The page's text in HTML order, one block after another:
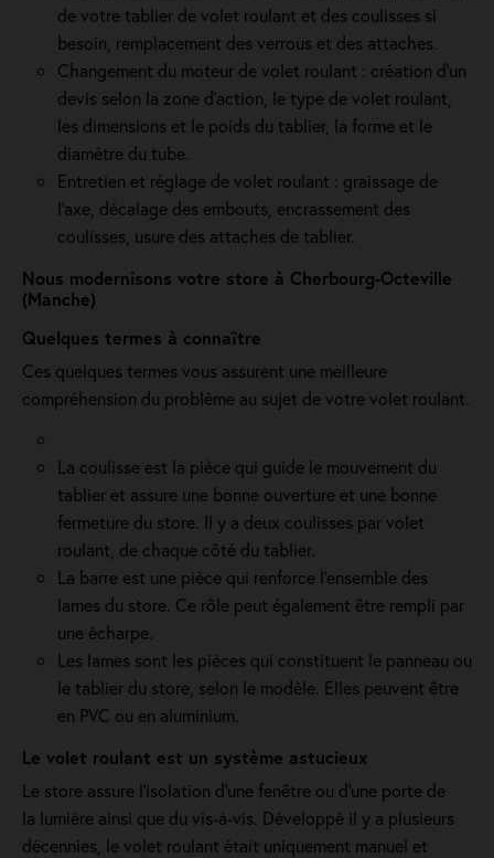
de votre tablier de volet roulant et des coulisses si
besoin, remplacement des verrous et des attaches.
Changement du moteur de volet roulant : création d'un
devis selon la zone d’action, le type de volet roulant,
les dimensions et le poids du tablier, la forme et le
diamètre du tube.
Entretien et réglage de volet roulant : graissage de
l’axe, décalage des embouts, encrassement des
coulisses, usure des attaches de tablier.
Nous modernisons votre store à Cherbourg-Octeville
(Manche)
Quelques termes à connaître
Ces quelques termes vous assurent une meilleure
compréhension du problème au sujet de votre volet roulant.
La coulisse est la pièce qui guide le mouvement du
tablier et assure une bonne ouverture et une bonne
fermeture du store. Il y a deux coulisses par volet
roulant, de chaque côté du tablier.
La barre est une pièce qui renforce l’ensemble des
lames du store. Ce rôle peut également être rempli par
une écharpe.
Les lames sont les pièces qui constituent le panneau ou
le tablier du store, selon le modèle. Elles peuvent être
en PVC ou en aluminium.
Le volet roulant est un système astucieux
Le store assure l'isolation d'une fenêtre ou d'une porte de
la lumière ainsi que du vis-à-vis. Développé il y a plusieurs
décennies, le volet roulant était uniquement manuel et